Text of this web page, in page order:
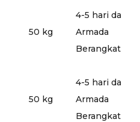
50 kg
4-5 hari dari
Armada
Berangkat
50 kg
4-5 hari dari
Armada
Berangkat